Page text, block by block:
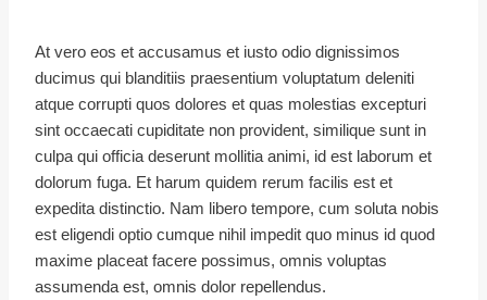
At vero eos et accusamus et iusto odio dignissimos
ducimus qui blanditiis praesentium voluptatum deleniti
atque corrupti quos dolores et quas molestias excepturi
sint occaecati cupiditate non provident, similique sunt in
culpa qui officia deserunt mollitia animi, id est laborum et
dolorum fuga. Et harum quidem rerum facilis est et
expedita distinctio. Nam libero tempore, cum soluta nobis
est eligendi optio cumque nihil impedit quo minus id quod
maxime placeat facere possimus, omnis voluptas
assumenda est, omnis dolor repellendus.